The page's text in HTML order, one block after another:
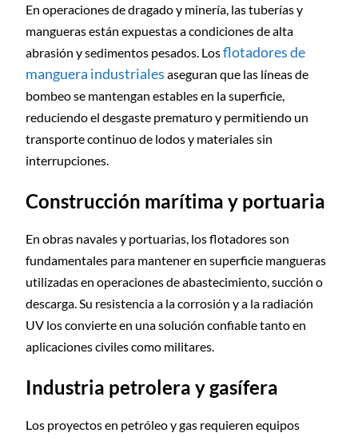
En operaciones de dragado y minería, las tuberías y
mangueras están expuestas a condiciones de alta
abrasión y sedimentos pesados. Losflotadores de
manguera industriales aseguran que las líneas de
bombeo se mantengan estables en la superficie,
reduciendo el desgaste prematuro y permitiendo un
transporte continuo de lodos y materiales sin
interrupciones.
Construcción marítima y portuaria
En obras navales y portuarias, los flotadores son
fundamentales para mantener en superficie mangueras
utilizadas en operaciones de abastecimiento, succión o
descarga. Su resistencia a la corrosión y a la radiación
UV los convierte en una solución confiable tanto en
aplicaciones civiles como militares.
Industria petrolera y gasífera
Los proyectos en petróleo y gas requieren equipos